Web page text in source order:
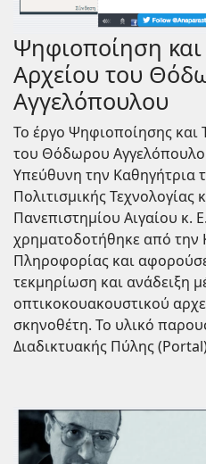
Ψηφιοποίηση
Αρχείου του
Αγγελόπουλου
Το έργο Ψηφιοποίησης και
του Θόδωρου
Υπεύθυνη την Καθηγήτρια
Πολιτισμικής Τεχνολογίας
Πανεπιστημίου Αιγαίου κ.
χρηματοδοτήθηκε από την
Πληροφορίας και
τεκμηρίωση και ανάδειξη
οπτικοκουακουστικού
σκηνοθέτη. Το υλικό
Διαδικτυακής Πύλης